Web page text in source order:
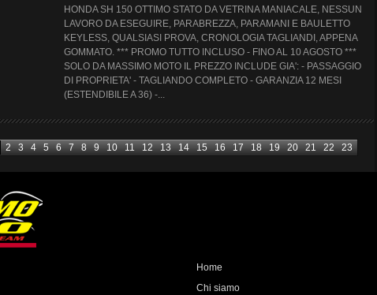
HONDA SH 150 OTTIMO STATO DA VETRINA MANIACALE, NESSUN
LAVORO DA ESEGUIRE, PARABREZZA, PARAMANI E BAULETTO
KEYLESS, QUALSIASI PROVA, CRONOLOGIA TAGLIANDI, APPENA
GOMMATO. *** PROMO TUTTO INCLUSO - FINO AL 10 AGOSTO ***
SOLO DA MASSIMO MOTO IL PREZZO INCLUDE GIA': - PASSAGGIO
DI PROPRIETA' - TAGLIANDO COMPLETO - GARANZIA 12 MESI
(ESTENDIBILE A 36) -...
2 3 4 5 6 7 8 9 10 11 12 13 14 15 16 17 18 19 20 21 22 23
Home
Chi siamo